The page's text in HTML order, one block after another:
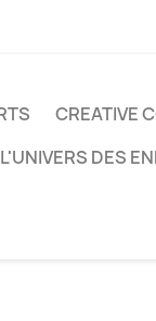
CREATIVE
L'UNIVERS DES